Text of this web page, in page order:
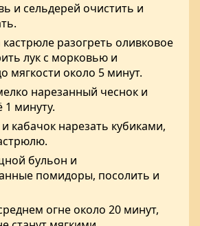
и сельдерей очистить и
разогреть оливковое
лук с морковью и
мягкости около 5 минут.
нарезанный чеснок и
1 минуту.
кабачок нарезать кубиками,
бульон и
помидоры, посолить и
огне около 20 минут,